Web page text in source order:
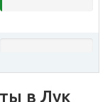
в Лук